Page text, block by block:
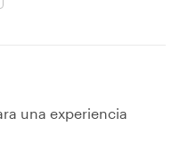
una experiencia